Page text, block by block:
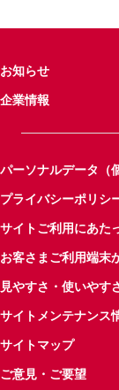
お知らせ
企業情報
パーソナルデータ（
プライバシーポリシ
サイトご利用にあた
お客さまご利用端末
見やすさ・使いやす
サイトメンテナンス
サイトマップ
ご意見・ご要望